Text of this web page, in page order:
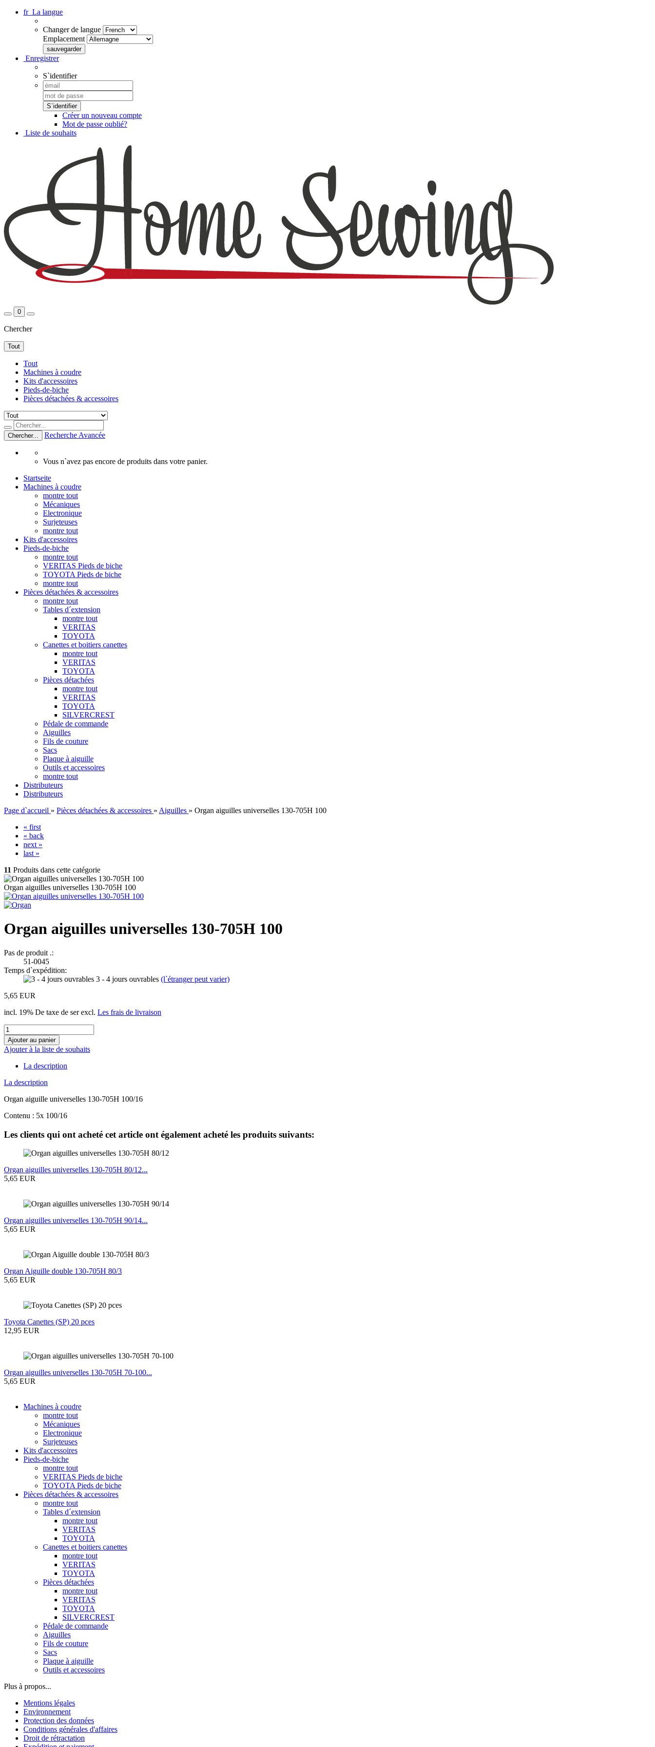
fr La langue
Changer de langue
Emplacement
Enregistrer
S`identifier
Créer un nouveau compte
Mot de passe oublié?
Liste de souhaits
0
Chercher
Tout
Tout
Machines à coudre
Kits d'accessoires
Pieds-de-biche
Pièces détachées & accessoires
Chercher... Recherche Avancée
Vous n`avez pas encore de produits dans votre panier.
Startseite
Machines à coudre
montre tout
Mécaniques
Electronique
Surjeteuses
montre tout
Kits d'accessoires
Pieds-de-biche
montre tout
VERITAS Pieds de biche
TOYOTA Pieds de biche
montre tout
Pièces détachées & accessoires
montre tout
Tables d´extension
montre tout
VERITAS
TOYOTA
Canettes et boitiers canettes
montre tout
VERITAS
TOYOTA
Pièces détachées
montre tout
VERITAS
TOYOTA
SILVERCREST
Pédale de commande
Aiguilles
Fils de couture
Sacs
Plaque à aiguille
Outils et accessoires
montre tout
Distributeurs
Distributeurs
Page d`accueil » Pièces détachées & accessoires » Aiguilles » Organ aiguilles universelles 130-705H 100
« first
« back
next »
last »
11 Produits dans cette catégorie
Organ aiguilles universelles 130-705H 100
Organ aiguilles universelles 130-705H 100
Pas de produit .:
51-0045
Temps d`expédition:
3 - 4 jours ouvrables (l`étranger peut varier)
5,65 EUR
incl. 19% De taxe de ser excl. Les frais de livraison
Ajouter à la liste de souhaits
La description
La description
Organ aiguille universelles 130-705H 100/16
Contenu : 5x 100/16
Les clients qui ont acheté cet article ont également acheté les produits suivants:
Organ aiguilles universelles 130-705H 80/12...
5,65 EUR
Organ aiguilles universelles 130-705H 90/14...
5,65 EUR
Organ Aiguille double 130-705H 80/3
5,65 EUR
Toyota Canettes (SP) 20 pces
12,95 EUR
Organ aiguilles universelles 130-705H 70-100...
5,65 EUR
Machines à coudre
montre tout
Mécaniques
Electronique
Surjeteuses
Kits d'accessoires
Pieds-de-biche
montre tout
VERITAS Pieds de biche
TOYOTA Pieds de biche
Pièces détachées & accessoires
montre tout
Tables d´extension
montre tout
VERITAS
TOYOTA
Canettes et boitiers canettes
montre tout
VERITAS
TOYOTA
Pièces détachées
montre tout
VERITAS
TOYOTA
SILVERCREST
Pédale de commande
Aiguilles
Fils de couture
Sacs
Plaque à aiguille
Outils et accessoires
Plus à propos...
Mentions légales
Environnement
Protection des données
Conditions générales d'affaires
Droit de rétractation